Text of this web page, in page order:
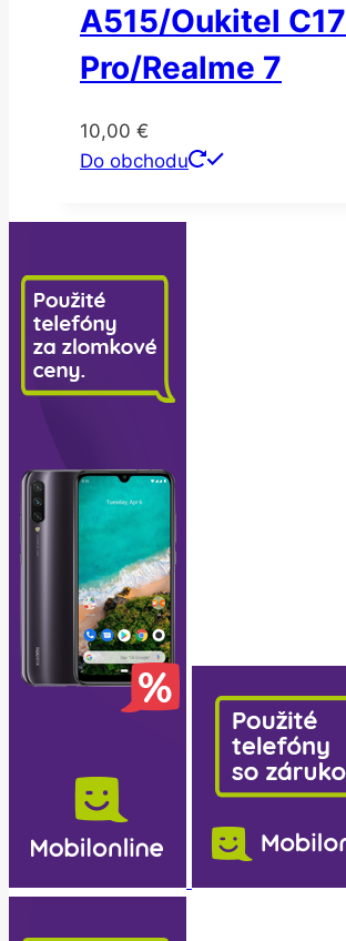
A515/Oukitel C17
Pro/Realme 7
10,00 €
Do obchodu